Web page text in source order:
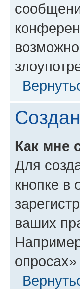
Как мне
Для
кнопке в
ваших
опросах»